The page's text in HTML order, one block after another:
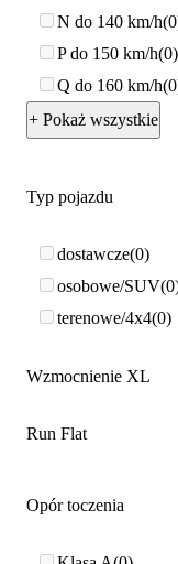
N do 140 km/h 0
P do 150 km/h 0
Q do 160 km/h 0
+ Pokaż wszystkie
Typ pojazdu
dostawcze 0
osobowe/SUV 0
terenowe/4x4 0
Wzmocnienie XL
Run Flat
Opór toczenia